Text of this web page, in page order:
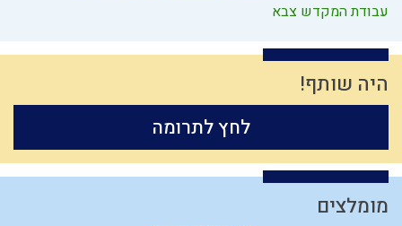
עבודת המקדש צבא
היה שותף!
לחץ לתרומה
מומלצים